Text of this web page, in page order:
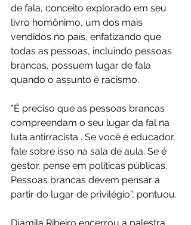
de fala, conceito explorado em seu
livro homônimo, um dos mais
vendidos no país, enfatizando que
todas as pessoas, incluindo pessoas
brancas, possuem lugar de fala
quando o assunto é racismo.
“É preciso que as pessoas brancas
compreendam o seu lugar da fal na
luta antirracista . Se você é educador,
fale sobre isso na sala de aula. Se é
gestor, pense em políticas públicas.
Pessoas brancas devem pensar a
partir do lugar de privilégio”, pontuou.
Djamila Ribeiro encerrou a palestra